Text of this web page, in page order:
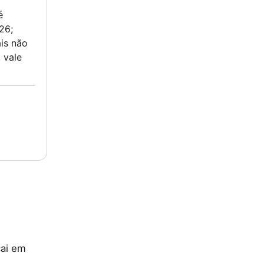
não
vale
em